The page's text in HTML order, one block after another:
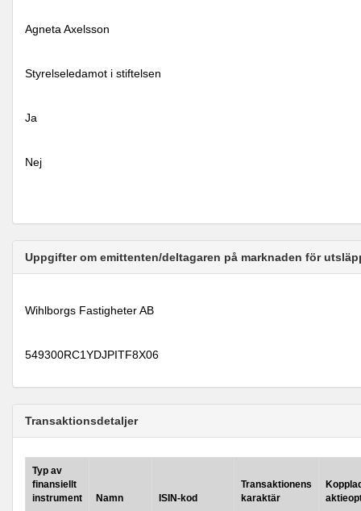
Agneta Axelsson
Styrelseledamot i stiftelsen
Ja
Nej
Uppgifter om emittenten/deltagaren på marknaden för
Wihlborgs Fastigheter AB
549300RC1YDJPITF8X06
Transaktionsdetaljer
Typ av
finansiellt
instrument
Namn ISIN-kod
Transaktionens
karaktär